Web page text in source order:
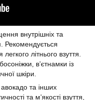
внутрішніх та
Рекомендується
літнього взуття.
в’єтнамки із
шкіри.
та інших
та м’якості взуття,